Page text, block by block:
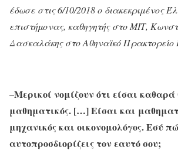
έδωσε στις 6/10/2018 ο διακεκριμένος
επιστήμονας, καθηγητής στο ΜΙΤ,
Δασκαλάκης στο Αθηναϊκό Πρακτορείο
–Μερικοί νομίζουν ότι είσαι καθαρά
μαθηματικός. […]Είσαι και
μηχανικός και οικονομολόγος. Εσύ
αυτοπροσδιορίζεις τον εαυτό σου;